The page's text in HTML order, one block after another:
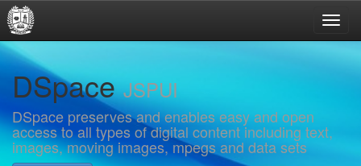
Skip
navigation
DSpaceJSPUI
DSpace preserves and enables easy and open
access to all types of digital content including text,
images, moving images, mpegs and data sets